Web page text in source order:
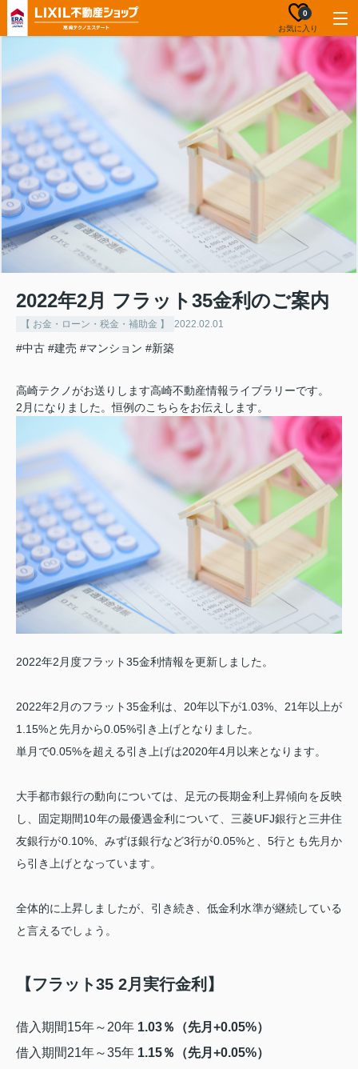
お気に入り
0
2022年2月 フラット35金利のご案内
【 お金・ローン・税金・補助金 】 2022.02.01
#中古 #建売 #マンション #新築
高崎テクノがお送りします高崎不動産情報ライブラリーです。
2月になりました。恒例のこちらをお伝えします。
2022年2月度フラット35金利情報を更新しました。
2022年2月のフラット35金利は、20年以下が1.03%、21年以上が
1.15%と先月から0.05%引き上げとなりました。
単月で0.05%を超える引き上げは2020年4月以来となります。
大手都市銀行の動向については、足元の長期金利上昇傾向を反映
し、固定期間10年の最優遇金利について、三菱UFJ銀行と三井住
友銀行が0.10%、みずほ銀行など3行が0.05%と、5行とも先月か
ら引き上げとなっています。
全体的に上昇しましたが、引き続き、低金利水準が継続している
と言えるでしょう。
【フラット35 2月実行金利】
借入期間15年～20年 1.03％（先月+0.05%）
借入期間21年～35年 1.15％（先月+0.05%）